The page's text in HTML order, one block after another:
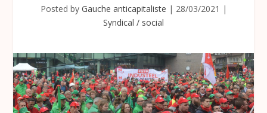
Posted by Gauche anticapitaliste | 28/03/2021 |
Syndical / social